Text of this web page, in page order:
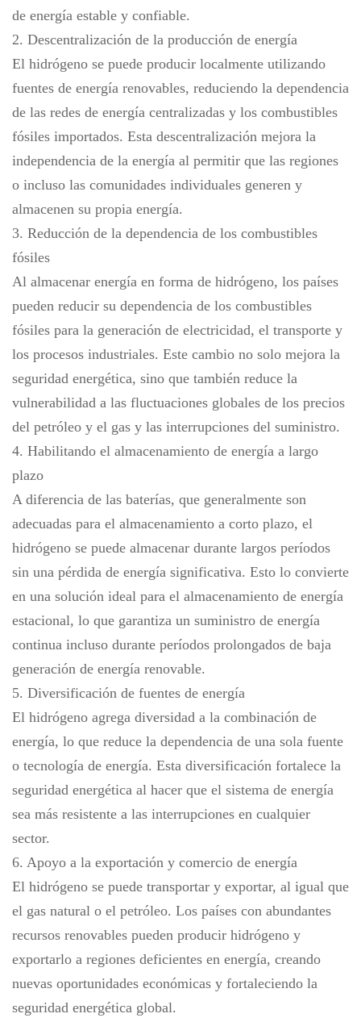
de energía estable y confiable.
2. Descentralización de la producción de energía
El hidrógeno se puede producir localmente utilizando
fuentes de energía renovables, reduciendo la dependencia
de las redes de energía centralizadas y los combustibles
fósiles importados. Esta descentralización mejora la
independencia de la energía al permitir que las regiones
o incluso las comunidades individuales generen y
almacenen su propia energía.
3. Reducción de la dependencia de los combustibles
fósiles
Al almacenar energía en forma de hidrógeno, los países
pueden reducir su dependencia de los combustibles
fósiles para la generación de electricidad, el transporte y
los procesos industriales. Este cambio no solo mejora la
seguridad energética, sino que también reduce la
vulnerabilidad a las fluctuaciones globales de los precios
del petróleo y el gas y las interrupciones del suministro.
4. Habilitando el almacenamiento de energía a largo
plazo
A diferencia de las baterías, que generalmente son
adecuadas para el almacenamiento a corto plazo, el
hidrógeno se puede almacenar durante largos períodos
sin una pérdida de energía significativa. Esto lo convierte
en una solución ideal para el almacenamiento de energía
estacional, lo que garantiza un suministro de energía
continua incluso durante períodos prolongados de baja
generación de energía renovable.
5. Diversificación de fuentes de energía
El hidrógeno agrega diversidad a la combinación de
energía, lo que reduce la dependencia de una sola fuente
o tecnología de energía. Esta diversificación fortalece la
seguridad energética al hacer que el sistema de energía
sea más resistente a las interrupciones en cualquier
sector.
6. Apoyo a la exportación y comercio de energía
El hidrógeno se puede transportar y exportar, al igual que
el gas natural o el petróleo. Los países con abundantes
recursos renovables pueden producir hidrógeno y
exportarlo a regiones deficientes en energía, creando
nuevas oportunidades económicas y fortaleciendo la
seguridad energética global.